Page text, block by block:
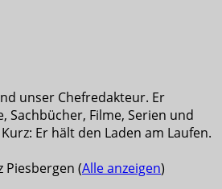
unser Chefredakteur. Er
Sachbücher, Filme, Serien und
Er hält den Laden am Laufen.
Piesbergen (Alle anzeigen)